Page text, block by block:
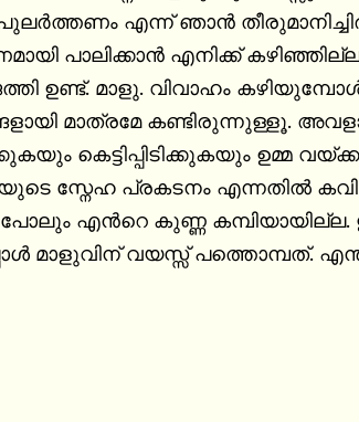
പാലിക്കാന്‍ എനിക്ക്
ഉണ്ട്. മാളു. വിവാഹം
മാത്രമേ കണ്ടിരുന്നുള്ളൂ.
കെട്ടിപ്പിടിക്കുകയും ഉമ്മ
സ്നേഹ പ്രകടനം എന്നതില്‍
പോലും എന്‍റെ കുണ്ണ കമ്പിയായില്ല.
മാളുവിന് വയസ്സ് പത്തൊമ്പത്.